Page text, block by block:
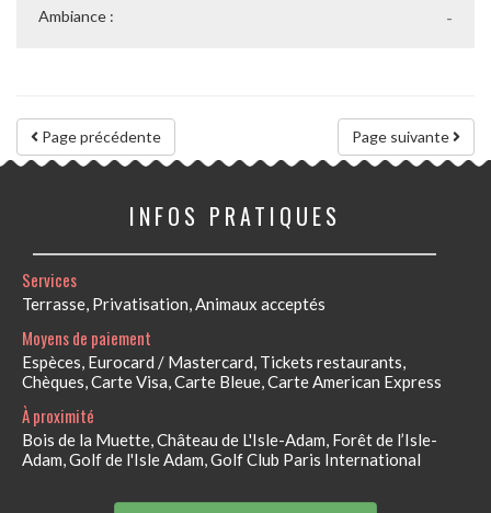
-
Ambiance :
Page suivante
Page précédente
INFOS PRATIQUES
Services
Terrasse, Privatisation, Animaux acceptés
Moyens de paiement
Espèces, Eurocard / Mastercard, Tickets restaurants,
Chèques, Carte Visa, Carte Bleue, Carte American Express
À proximité
Bois de la Muette, Château de L'Isle-Adam, Forêt de l’Isle-
Adam, Golf de l'Isle Adam, Golf Club Paris International